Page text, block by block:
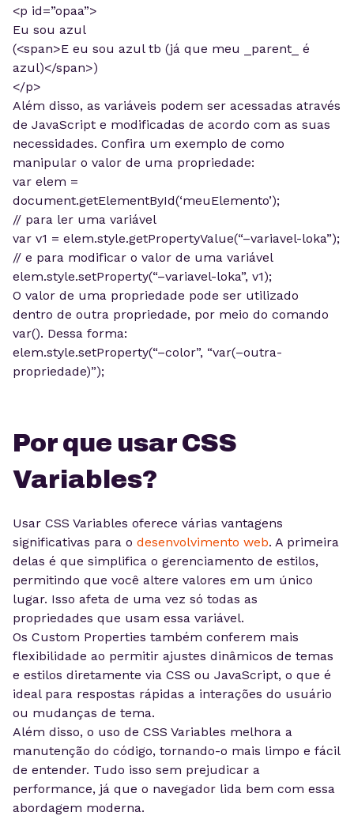
<p id=”opaa”>
Eu sou azul
(<span>E eu sou azul tb (já que meu _parent_ é
azul)</span>)
</p>
Além disso, as variáveis podem ser acessadas através
de JavaScript e modificadas de acordo com as suas
necessidades. Confira um exemplo de como
manipular o valor de uma propriedade:
var elem =
document.getElementById(‘meuElemento’);
// para ler uma variável
var v1 = elem.style.getPropertyValue(“–variavel-loka”);
// e para modificar o valor de uma variável
elem.style.setProperty(“–variavel-loka”, v1);
O valor de uma propriedade pode ser utilizado
dentro de outra propriedade, por meio do comando
var(). Dessa forma:
elem.style.setProperty(“–color”, “var(–outra-
propriedade)”);
Por que usar CSS
Variables?
Usar CSS Variables oferece várias vantagens
significativas para o desenvolvimento web. A primeira
delas é que simplifica o gerenciamento de estilos,
permitindo que você altere valores em um único
lugar. Isso afeta de uma vez só todas as
propriedades que usam essa variável.
Os Custom Properties também conferem mais
flexibilidade ao permitir ajustes dinâmicos de temas
e estilos diretamente via CSS ou JavaScript, o que é
ideal para respostas rápidas a interações do usuário
ou mudanças de tema.
Além disso, o uso de CSS Variables melhora a
manutenção do código, tornando-o mais limpo e fácil
de entender. Tudo isso sem prejudicar a
performance, já que o navegador lida bem com essa
abordagem moderna.